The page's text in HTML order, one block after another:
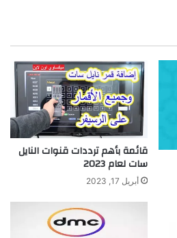
قائمة بأهم ترددات قنوات النايل
سات لعام 2023
أبريل 17, 2023